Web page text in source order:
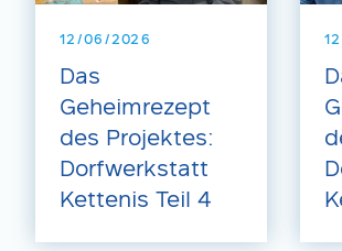
12/06/2026
Das
Geheimrezept
des Projektes:
Dorfwerkstatt
Kettenis Teil 4